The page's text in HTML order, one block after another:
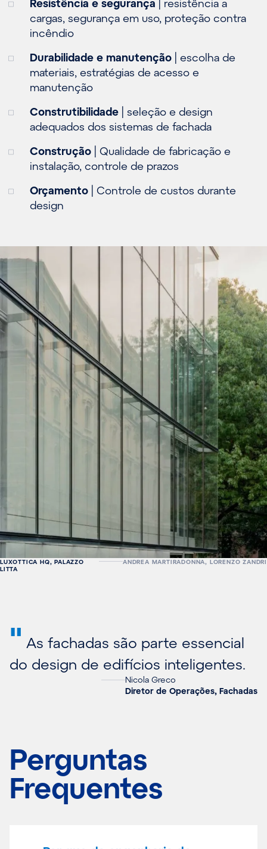
LUXOTTICA HQ, PALAZZO
LITTA
ANDREA MARTIRADONNA, LORENZO ZANDRI
Resistência e segurança | resistência a
cargas, segurança em uso, proteção contra
incêndio
Durabilidade e manutenção | escolha de
materiais, estratégias de acesso e
manutenção
Construtibilidade | seleção e design
adequados dos sistemas de fachada
Construção | Qualidade de fabricação e
instalação, controle de prazos
Orçamento | Controle de custos durante
design
" As fachadas são parte essencial
do design de edifícios inteligentes.
Nicola Greco
Diretor de Operações, Fachadas
Perguntas
Frequentes